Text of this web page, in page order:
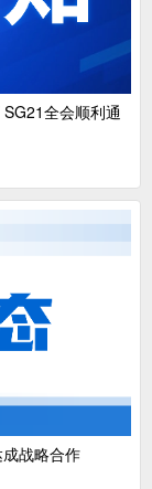
全会顺利通
战略合作